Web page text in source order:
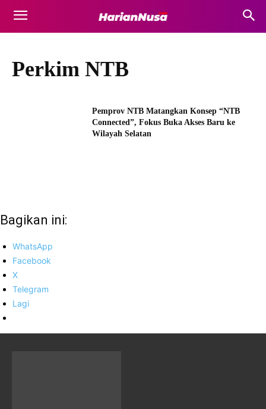
Perkim NTB
Pemprov NTB Matangkan Konsep “NTB
Connected”, Fokus Buka Akses Baru ke
Wilayah Selatan
Bagikan ini:
WhatsApp
Facebook
X
Telegram
Lagi